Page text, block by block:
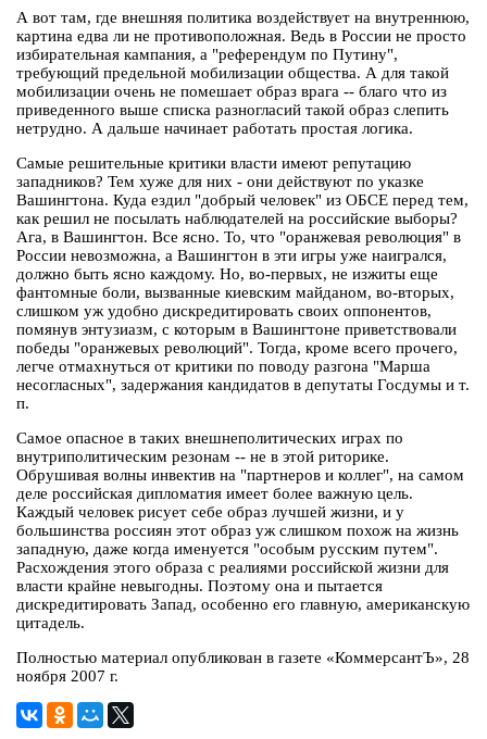
А вот там, где внешняя политика воздействует на внутреннюю,
картина едва ли не противоположная. Ведь в России не просто
избирательная кампания, а "референдум по Путину",
требующий предельной мобилизации общества. А для такой
мобилизации очень не помешает образ врага -- благо что из
приведенного выше списка разногласий такой образ слепить
нетрудно. А дальше начинает работать простая логика.
Самые решительные критики власти имеют репутацию
западников? Тем хуже для них - они действуют по указке
Вашингтона. Куда ездил "добрый человек" из ОБСЕ перед тем,
как решил не посылать наблюдателей на российские выборы?
Ага, в Вашингтон. Все ясно. То, что "оранжевая революция" в
России невозможна, а Вашингтон в эти игры уже наигрался,
должно быть ясно каждому. Но, во-первых, не изжиты еще
фантомные боли, вызванные киевским майданом, во-вторых,
слишком уж удобно дискредитировать своих оппонентов,
помянув энтузиазм, с которым в Вашингтоне приветствовали
победы "оранжевых революций". Тогда, кроме всего прочего,
легче отмахнуться от критики по поводу разгона "Марша
несогласных", задержания кандидатов в депутаты Госдумы и т.
п.
Самое опасное в таких внешнеполитических играх по
внутриполитическим резонам -- не в этой риторике.
Обрушивая волны инвектив на "партнеров и коллег", на самом
деле российская дипломатия имеет более важную цель.
Каждый человек рисует себе образ лучшей жизни, и у
большинства россиян этот образ уж слишком похож на жизнь
западную, даже когда именуется "особым русским путем".
Расхождения этого образа с реалиями российской жизни для
власти крайне невыгодны. Поэтому она и пытается
дискредитировать Запад, особенно его главную, американскую
цитадель.
Полностью материал опубликован в газете «КоммерсантЪ», 28
ноября 2007 г.